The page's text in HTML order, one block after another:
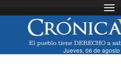
Jueves, 06 de